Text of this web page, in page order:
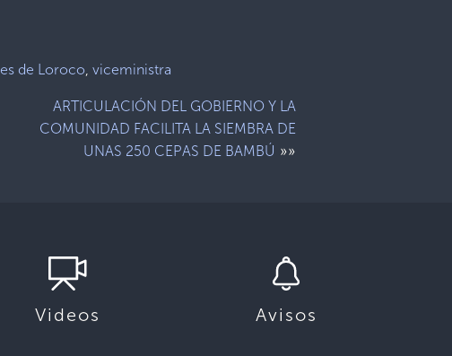
de Loroco viceministra
ARTICULACIÓN DEL GOBIERNO Y LA
COMUNIDAD FACILITA LA SIEMBRA DE
UNAS 250 CEPAS DE BAMBÚ »»
Videos Avisos